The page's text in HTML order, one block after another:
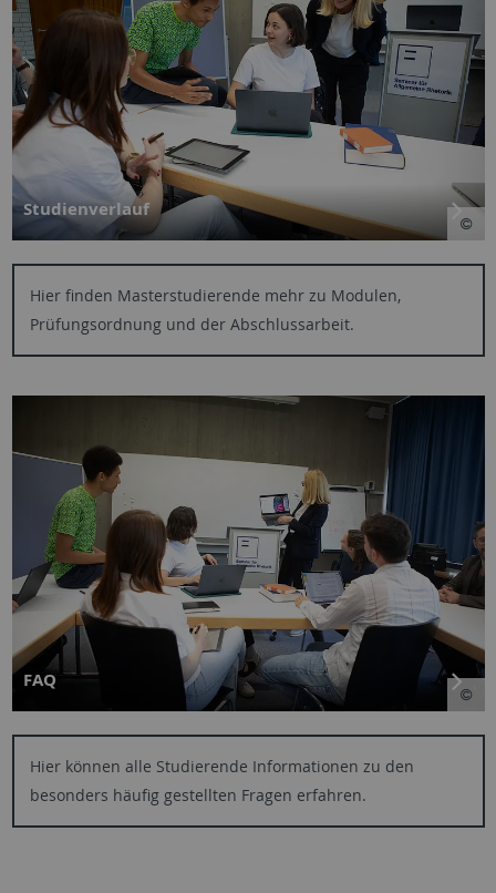
Studienverlauf
Hier finden Masterstudierende mehr zu Modulen,
Prüfungsordnung und der Abschlussarbeit.
FAQ
Hier können alle Studierende Informationen zu den
besonders häufig gestellten Fragen erfahren.